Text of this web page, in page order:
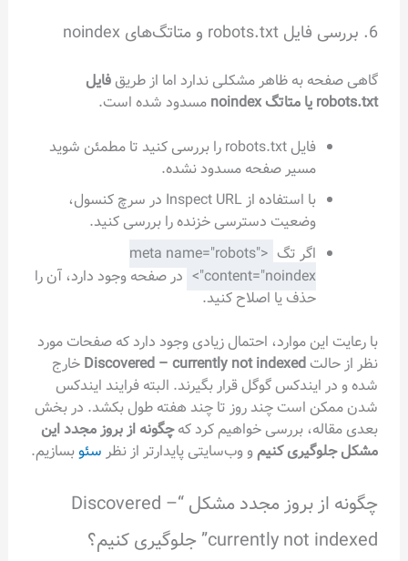
6. بررسی فایل robots.txt و متاتگ‌های noindex
گاهی صفحه به ظاهر مشکلی ندارد اما از طریق فایل
robots.txt یا متاتگ noindex
مسدود شده است.
فایل robots.txt را بررسی کنید تا مطمئن شوید
مسیر صفحه مسدود نشده.
با استفاده از Inspect URL در سرچ کنسول،
وضعیت دسترسی خزنده را بررسی کنید.
اگر تگ
<meta name="robots"
content="noindex">
در صفحه وجود دارد، آن را
حذف یا اصلاح کنید.
با رعایت این موارد، احتمال زیادی وجود دارد که صفحات مورد
نظر از حالت Discovered – currently not indexed خارج
شده و در ایندکس گوگل قرار بگیرند. البته فرایند ایندکس
شدن ممکن است چند روز تا چند هفته طول بکشد. در بخش
بعدی مقاله، بررسی خواهیم کرد کهچگونه از بروز مجدد این
مشکل جلوگیری کنیمو وب‌سایتی پایدارتر از نظر سئوبسازیم.
چگونه از بروز مجدد مشکل “Discovered –
currently not indexed” جلوگیری کنیم؟